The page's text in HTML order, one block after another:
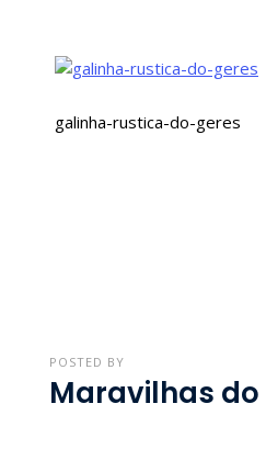
galinha-rustica-do-geres
POSTED BY
Maravilhas do